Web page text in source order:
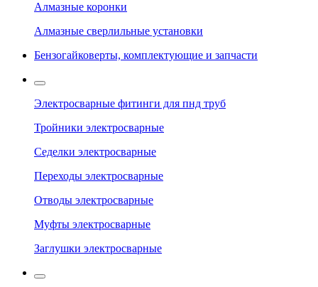
Алмазные коронки
Алмазные сверлильные установки
Бензогайковерты, комплектующие и запчасти
Электросварные фитинги для пнд труб
Тройники электросварные
Седелки электросварные
Переходы электросварные
Отводы электросварные
Муфты электросварные
Заглушки электросварные